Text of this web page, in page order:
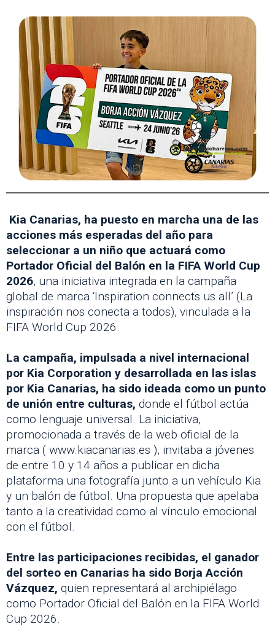
Kia Canarias, ha puesto en marcha una de las
acciones más esperadas del año para
seleccionar a un niño que actuará como
Portador Oficial del Balón en la FIFA World Cup
2026, una iniciativa integrada en la campaña
global de marca ‘Inspiration connects us all’ (La
inspiración nos conecta a todos), vinculada a la
FIFA World Cup 2026.
La campaña, impulsada a nivel internacional
por Kia Corporation y desarrollada en las islas
por Kia Canarias, ha sido ideada como un punto
de unión entre culturas, donde el fútbol actúa
como lenguaje universal. La iniciativa,
promocionada a través de la web oficial de la
marca ( www.kiacanarias.es ), invitaba a jóvenes
de entre 10 y 14 años a publicar en dicha
plataforma una fotografía junto a un vehículo Kia
y un balón de fútbol. Una propuesta que apelaba
tanto a la creatividad como al vínculo emocional
con el fútbol.
Entre las participaciones recibidas, el ganador
del sorteo en Canarias ha sido Borja Acción
Vázquez, quien representará al archipiélago
como Portador Oficial del Balón en la FIFA World
Cup 2026.